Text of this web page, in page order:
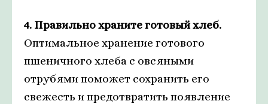
4. Правильно храните готовый хлеб.
Оптимальное хранение готового
пшеничного хлеба с овсяными
отрубями поможет сохранить его
свежесть и предотвратить появление